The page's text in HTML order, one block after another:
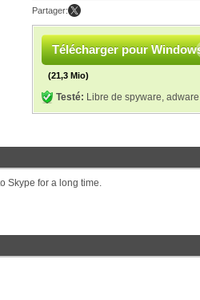
Partager:
Télécharger pour
(21,3 Mio)
Testé: Libre de spyware,
Skype for a long time.